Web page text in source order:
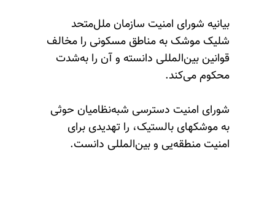
بیانیه شورای امنیت سازمان ملل‌متحد
شلیک موشک به مناطق مسکونی را مخالف
قوانین بین‌المللی دانسته و آن را به‌شدت
محکوم می‌کند.
شورای امنیت دسترسی شبه‌نظامیان حوثی
به موشکهای بالستیک، را تهدیدی برای
امنیت منطقه‌یی و بین‌المللی دانست.